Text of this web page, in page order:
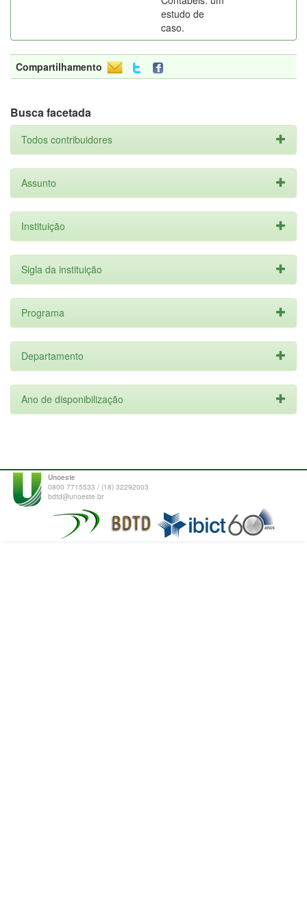
estudo de
caso.
Compartilhamento
Busca facetada
Todos contribuidores
Assunto
Instituição
Sigla da instituição
Programa
Departamento
Ano de disponibilização
Unoeste
0800 7715533 / (18) 32292003
bdtd@unoeste.br